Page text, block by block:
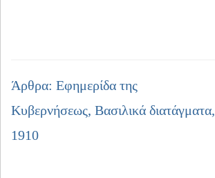
Άρθρα: Εφημερίδα της
Κυβερνήσεως, Βασιλικά διατάγματα,
1910